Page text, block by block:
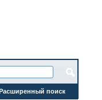
поиск